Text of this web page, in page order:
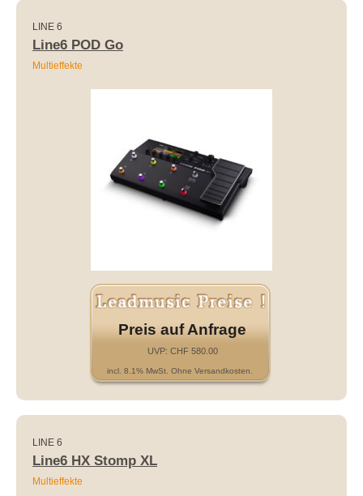
LINE 6
Line6 POD Go
Multieffekte
Preis auf Anfrage
UVP: CHF 580.00
incl. 8.1% MwSt. Ohne Versandkosten.
LINE 6
Line6 HX Stomp XL
Multieffekte